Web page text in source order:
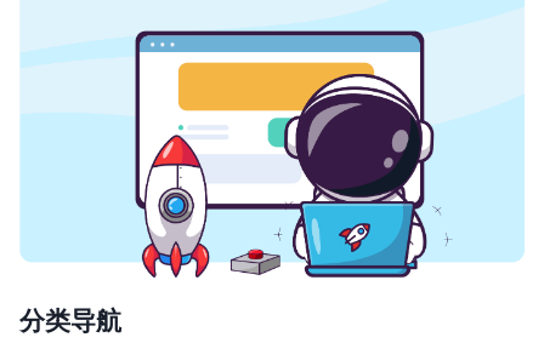
分类导航